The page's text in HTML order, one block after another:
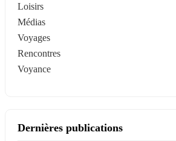
Loisirs
Médias
Voyages
Rencontres
Voyance
Dernières publications